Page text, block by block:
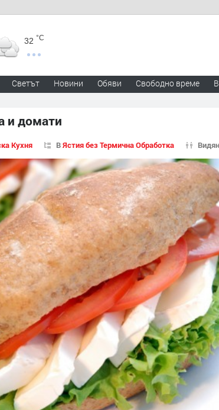
32 °C
Светът Новини Обяви Свободно време
и домати
Кухня ВЯстия без Термична Обработка